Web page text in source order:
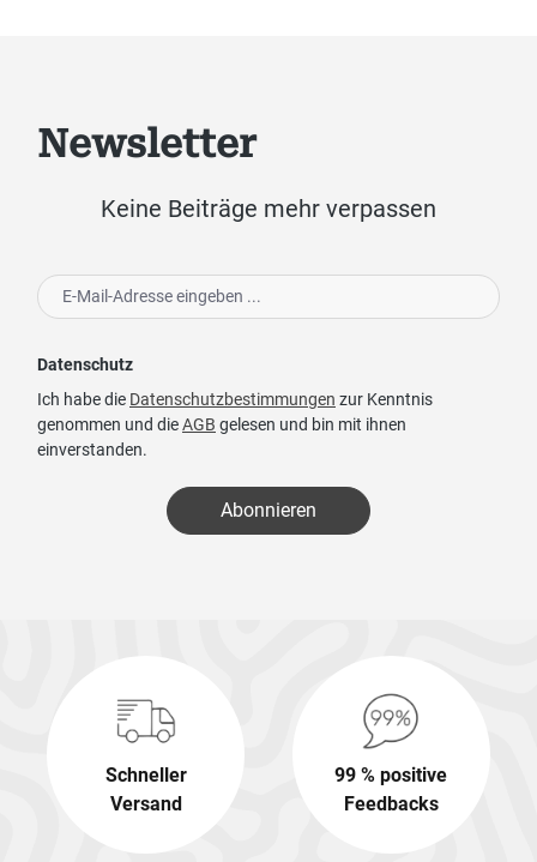
Newsletter
Keine Beiträge mehr verpassen
Datenschutz
Ich habe die Datenschutzbestimmungen zur Kenntnis
genommen und dieAGB gelesen und bin mit ihnen
einverstanden.
Abonnieren
Schneller
Versand
99 % positive
Feedbacks